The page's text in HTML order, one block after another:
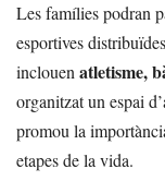
Les famílies podran
esportives
inclouen atletisme,
organitzat un espai
promou la
etapes de la vida.